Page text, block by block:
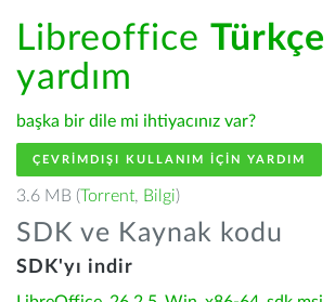
Libreoffice Türkçe
yardım
başka bir dile mi ihtiyacınız var?
ÇEVRIMDIŞI KULLANIM IÇIN YARDIM
3.6 MB (Torrent, Bilgi)
SDK ve Kaynak kodu
SDK'yı indir